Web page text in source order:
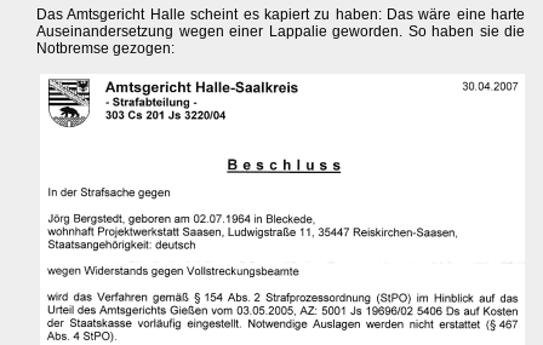
Das Amtsgericht Halle scheint es kapiert zu haben: Das wäre eine harte
Auseinandersetzung wegen einer Lappalie geworden. So haben sie die
Notbremse gezogen: